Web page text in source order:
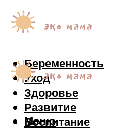
Беременность
Уход
Здоровье
Развитие
Воспитание
Меню